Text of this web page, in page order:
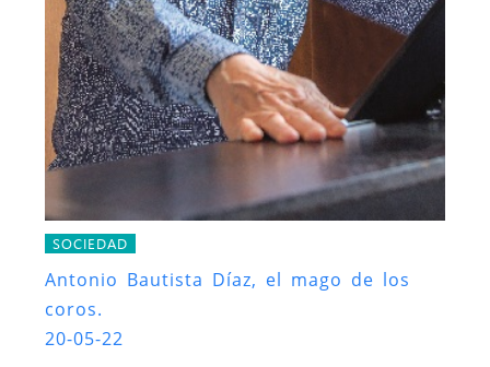
SOCIEDAD
Antonio Bautista Díaz, el mago de los
coros.
20-05-22